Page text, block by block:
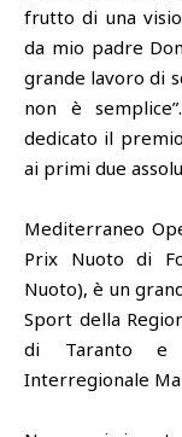
frutto di una
da mio padre
grande lavoro di
non è
dedicato il
ai primi due
Mediterraneo
Prix Nuoto di
Nuoto), è un
Sport della
di Taranto e
Interregionale